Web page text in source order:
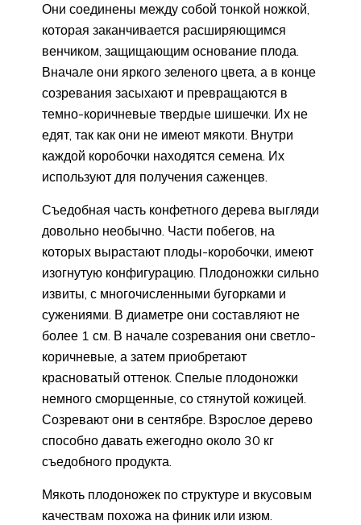
Они соединены между собой тонкой ножкой,
которая заканчивается расширяющимся
венчиком, защищающим основание плода.
Вначале они яркого зеленого цвета, а в конце
созревания засыхают и превращаются в
темно-коричневые твердые шишечки. Их не
едят, так как они не имеют мякоти. Внутри
каждой коробочки находятся семена. Их
используют для получения саженцев.
Съедобная часть конфетного дерева выгляди
довольно необычно. Части побегов, на
которых вырастают плоды-коробочки, имеют
изогнутую конфигурацию. Плодоножки сильно
извиты, с многочисленными бугорками и
сужениями. В диаметре они составляют не
более 1 см. В начале созревания они светло-
коричневые, а затем приобретают
красноватый оттенок. Спелые плодоножки
немного сморщенные, со стянутой кожицей.
Созревают они в сентябре. Взрослое дерево
способно давать ежегодно около 30 кг
съедобного продукта.
Мякоть плодоножек по структуре и вкусовым
качествам похожа на финик или изюм.